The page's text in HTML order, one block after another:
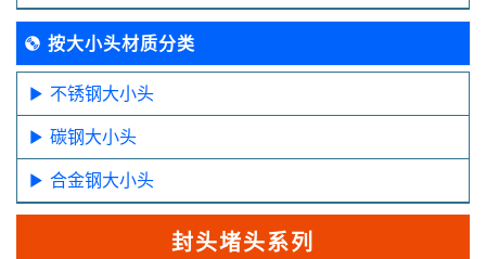
按大小头材质分类
不锈钢大小头
碳钢大小头
合金钢大小头
封头堵头系列